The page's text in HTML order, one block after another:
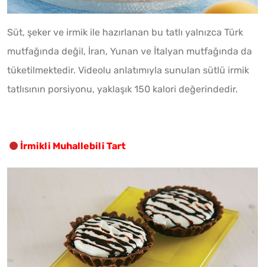
Süt, şeker ve irmik ile hazırlanan bu tatlı yalnızca Türk
mutfağında değil, İran, Yunan ve İtalyan mutfağında da
tüketilmektedir. Videolu anlatımıyla sunulan sütlü irmik
tatlısının porsiyonu, yaklaşık 150 kalori değerindedir.
İrmikli Muhallebili Tart